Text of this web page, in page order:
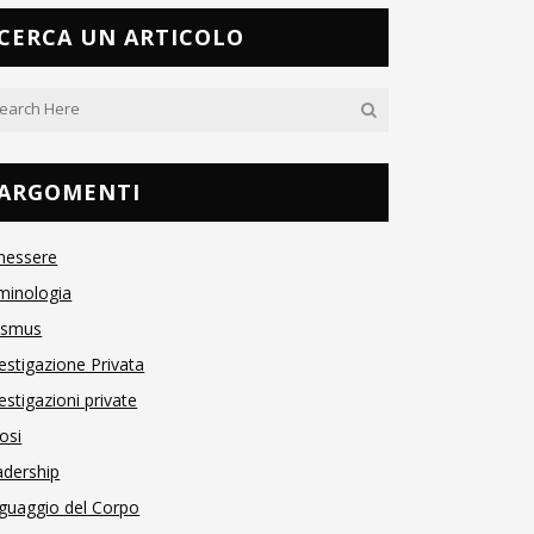
UN ARTICOLO
Privata
private
del Corpo